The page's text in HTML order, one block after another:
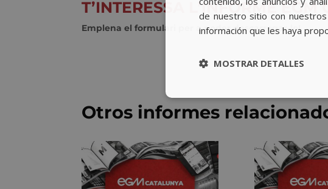
T’INTERESSA L’INFORME EGM
Emplena el formulari per a poder descarregar-lo!
Otros informes
de nuestro sitio con
información que les haya
MOSTRAR DETALLES